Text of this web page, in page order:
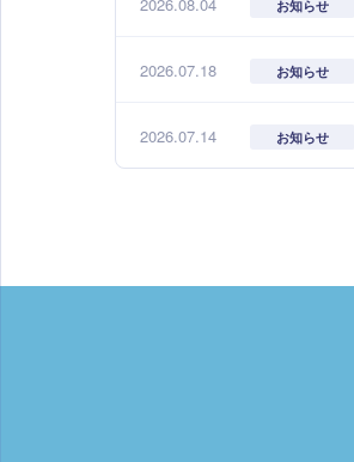
2026.08.04 お知らせ
2026.07.18 お知らせ
2026.07.14 お知らせ